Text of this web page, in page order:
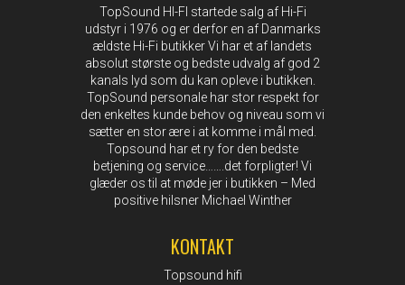
TopSound HI-FI startede salg af Hi-Fi
udstyr i 1976 og er derfor en af Danmarks
ældste Hi-Fi butikker Vi har et af landets
absolut største og bedste udvalg af god 2
kanals lyd som du kan opleve i butikken.
TopSound personale har stor respekt for
den enkeltes kunde behov og niveau som vi
sætter en stor ære i at komme i mål med.
Topsound har et ry for den bedste
betjening og service…….det forpligter! Vi
glæder os til at møde jer i butikken – Med
positive hilsner Michael Winther
KONTAKT
Topsound hifi